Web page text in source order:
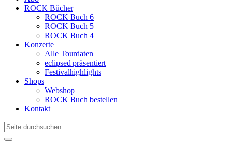
ROCK Bücher
ROCK Buch 6
ROCK Buch 5
ROCK Buch 4
Konzerte
Alle Tourdaten
eclipsed präsentiert
Festivalhighlights
Shops
Webshop
ROCK Buch bestellen
Kontakt